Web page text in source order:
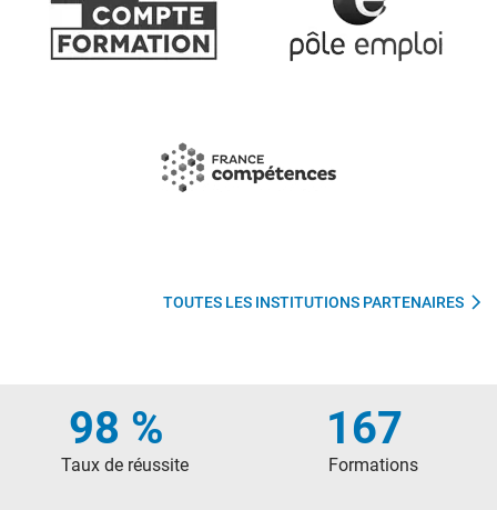
TOUTES LES INSTITUTIONS PARTENAIRES
98 %
Taux de réussite
167
Formations